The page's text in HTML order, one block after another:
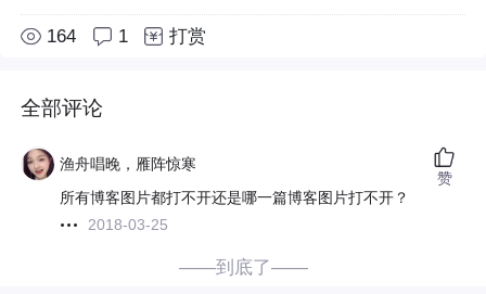
164 1 打赏
全部评论
渔舟唱晚，雁阵惊寒
所有博客图片都打不开还是哪一篇博客图片打不开？
2018-03-25
赞
——到底了——